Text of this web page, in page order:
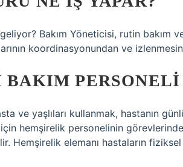
Bakım Yöneticisi, rutin bakım
koordinasyonundan ve
PERSONELI
ve yaşlıları kullanmak, hastanın
hemşirelik personelinin
Hemşirelik elemanı hastaların